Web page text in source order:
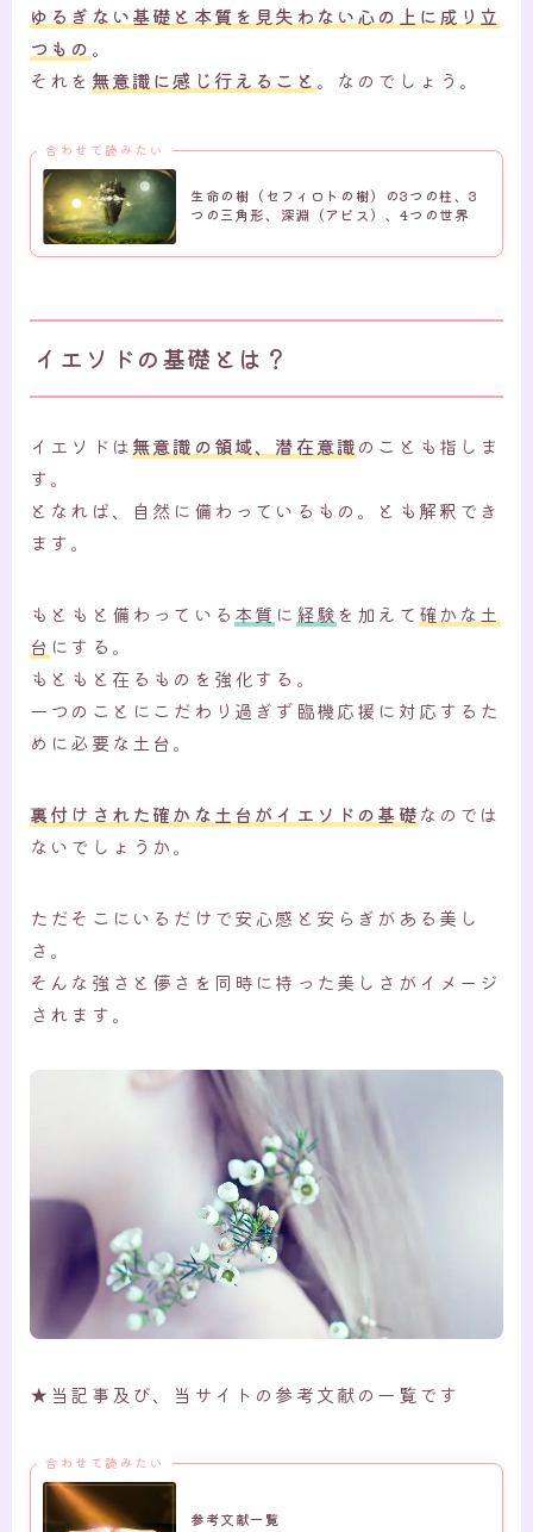
ゆるぎない基礎と本質を見失わない心の上に成り立
つもの 。
それを 無意識に感じ行えること 。なのでしょう。
合わせて読みたい
生命の樹（セフィロトの樹）の3つの柱、3
つの三角形、深淵（アビス）、4つの世界
イエソドの基礎とは？
イエソドは無意識の領域、潜在意識のことも指しま
す。
となれば、自然に備わっているもの。とも解釈でき
ます。
もともと備わっている 本質 に 経験を加えて 確かな土
台 にする。
もともと在るものを強化する。
一つのことにこだわり過ぎず臨機応援に対応するた
めに必要な土台。
裏付けされた確かな土台がイエソドの基礎なのでは
ないでしょうか。
ただそこにいるだけで安心感と安らぎがある美し
さ。
そんな強さと儚さを同時に持った美しさがイメージ
されます。
★当記事及び、当サイトの参考文献の一覧です
合わせて読みたい
参考文献一覧